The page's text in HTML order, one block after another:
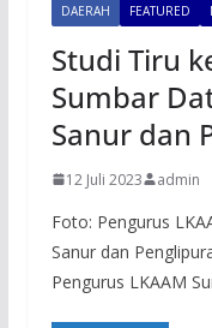
DAERAH FEATURED
Studi Tiru
Sumbar
Sanur dan
12 Juli 2023 admin
Foto: Pengurus
Sanur dan
Pengurus LKAAM